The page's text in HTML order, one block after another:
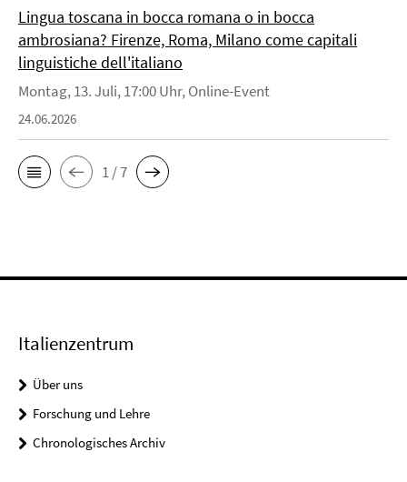
Lingua toscana in bocca romana o in bocca
ambrosiana? Firenze, Roma, Milano come capitali
linguistiche dell'italiano
Montag, 13. Juli, 17:00 Uhr, Online-Event
24.06.2026
1 / 7
Italienzentrum
Über uns
Forschung und Lehre
Chronologisches Archiv